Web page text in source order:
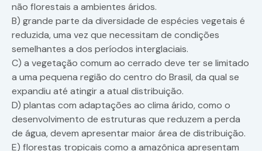
não florestais a ambientes áridos.
B) grande parte da diversidade de espécies vegetais é
reduzida, uma vez que necessitam de condições
semelhantes a dos períodos interglaciais.
C) a vegetação comum ao cerrado deve ter se limitado
a uma pequena região do centro do Brasil, da qual se
expandiu até atingir a atual distribuição.
D) plantas com adaptações ao clima árido, como o
desenvolvimento de estruturas que reduzem a perda
de água, devem apresentar maior área de distribuição.
E) florestas tropicais como a amazônica apresentam